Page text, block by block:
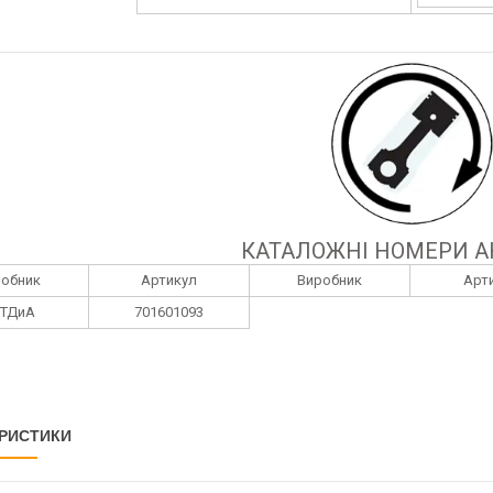
КАТАЛОЖНІ НОМЕРИ
Артикул Виробник
701601093